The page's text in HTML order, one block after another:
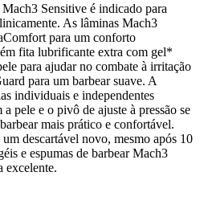
Sensitive é indicado para
As lâminas Mach3
para um conforto
fita lubrificante extra com gel*
para ajudar no combate à irritação
para um barbear suave. A
individuais e independentes
pele e o pivô de ajuste à pressão se
mais prático e confortável.
descartável novo, mesmo após 10
e espumas de barbear Mach3
excelente.